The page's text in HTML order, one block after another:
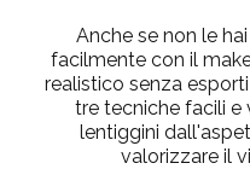
Anche se non le
facilmente con il
realistico senza
tre tecniche facili e
lentiggini
valorizzare il